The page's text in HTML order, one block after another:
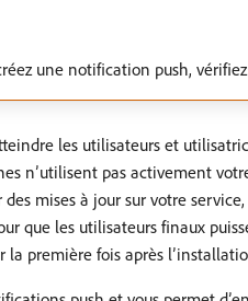
une notification push,
les utilisateurs et
n’utilisent pas activement
mises à jour sur votre
que les utilisateurs finaux
première fois après